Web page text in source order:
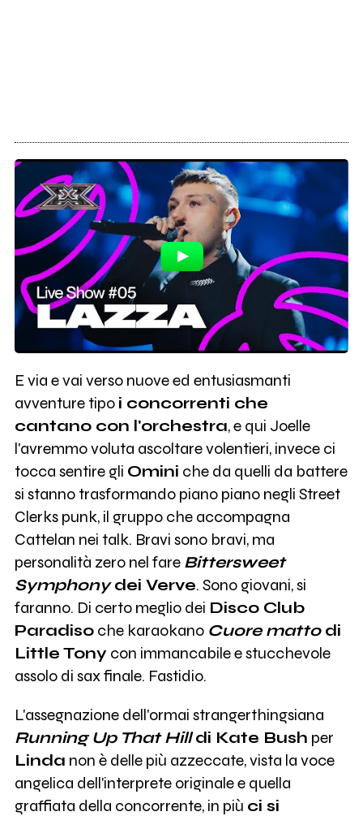
E via e vai verso nuove ed entusiasmanti
avventure tipo i concorrenti che
cantano con l'orchestra, e qui Joelle
l'avremmo voluta ascoltare volentieri, invece ci
tocca sentire gli Omini che da quelli da battere
si stanno trasformando piano piano negli Street
Clerks punk, il gruppo che accompagna
Cattelan nei talk. Bravi sono bravi, ma
personalità zero nel fare Bittersweet
Symphonydei Verve. Sono giovani, si
faranno. Di certo meglio dei Disco Club
Paradisoche karaokano Cuore mattodi
Little Tonycon immancabile e stucchevole
assolo di sax finale. Fastidio.
L'assegnazione dell'ormai strangerthingsiana
Running Up That Hilldi Kate Bush per
Linda non è delle più azzeccate, vista la voce
angelica dell'interprete originale e quella
graffiata della concorrente, in più ci si